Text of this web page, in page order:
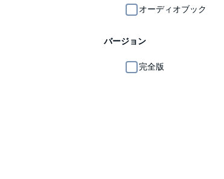
オーディオブック
バージョン
完全版